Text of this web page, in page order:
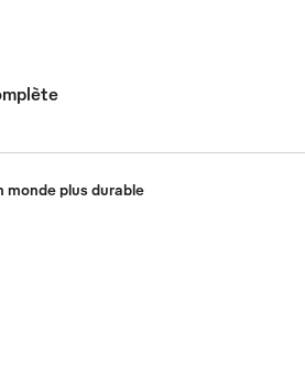
plus durable